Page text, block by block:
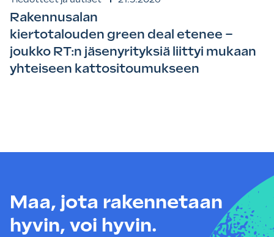
Rakennusalan
kiertotalouden green deal etenee –
joukko RT:n jäsenyrityksiä liittyi mukaan
yhteiseen kattositoumukseen
Maa, jota rakennetaan
hyvin, voi hyvin.